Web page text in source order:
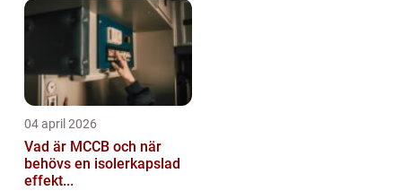
04 april 2026
Vad är MCCB och när
behövs en isolerkapslad
effekt...